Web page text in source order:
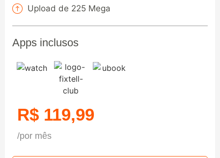
Upload de 225 Mega
Apps inclusos
R$ 119,99
/por mês